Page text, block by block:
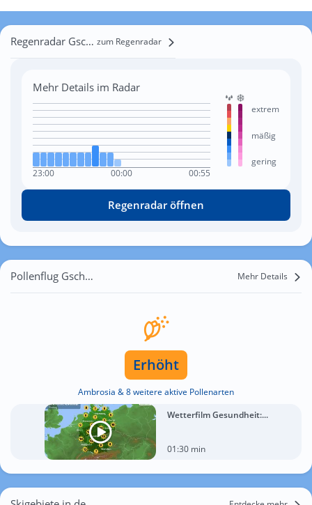
Regenradar Gschwand zum Regenradar
Mehr Details im Radar
23:00 00:00 00:55
extrem
mäßig
gering
Regenradar öffnen
Pollenflug Gschwand Mehr Details
Erhöht
Ambrosia & 8 weitere aktive Pollenarten
Wetterfilm Gesundheit:...
01:30 min